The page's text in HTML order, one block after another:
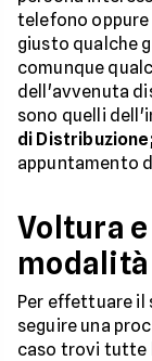
telefono oppure
giusto qualche
comunque
dell'avvenuta
sono quelli
di
appuntamento
Voltura
Per effettuare il
seguire una
caso trovi tutte